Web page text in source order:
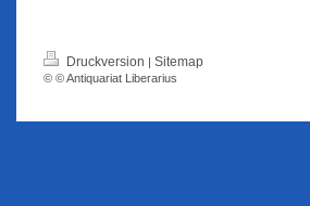
Druckversion | Sitemap
© © Antiquariat Liberarius